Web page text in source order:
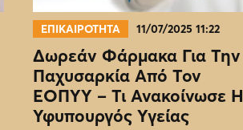
ΕΠΙΚΑΙΡΟΤΗΤΑ 11/07/2025 11:22
Δωρεάν Φάρμακα Για Την
Παχυσαρκία Από Τον
EOΠΥΥ – Τι Ανακοίνωσε Η
Υφυπουργός Υγείας